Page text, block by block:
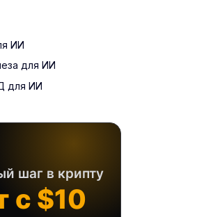
ИИ
для ИИ
для ИИ
шаг в крипту
с $10